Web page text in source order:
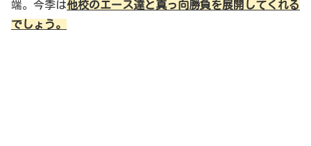
端。今季は他校のエース達と真っ向勝負を展開してくれる
でしょう。